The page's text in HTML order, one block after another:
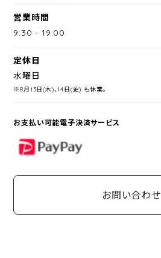
営業時間
9:30 -19:00
定休日
水曜日
※8月13日(木)、14日(金) も休業。
お支払い可能電子決済サービス
PayPay
お問い合わせ